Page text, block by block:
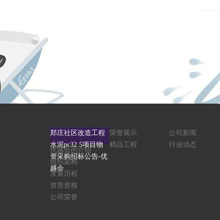
郑庄社区改造工程
水泥pc32.5项目物
资采购招标公告-优
越会
优越会的介绍
组织架构
发展历程
资质资格
公司荣誉
荣誉展示
精品工程
公司新闻
行业动态